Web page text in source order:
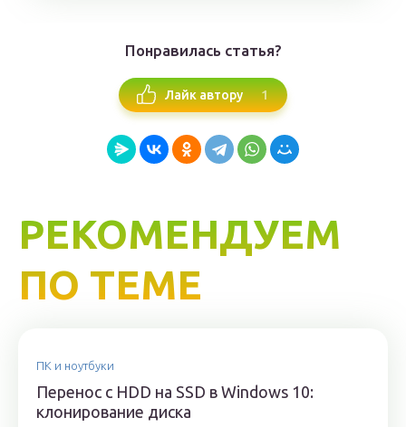
Понравилась статья?
Лайк автору 1
РЕКОМЕНДУЕМ
ПО ТЕМЕ
ПК и ноутбуки
Перенос с HDD на SSD в Windows 10:
клонирование диска